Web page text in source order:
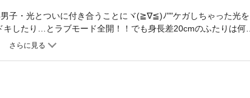
子・光とついに付き合うことにヾ(≧∇≦)ﾉ""ケガしちゃった光を
したり…とラブモード全開！！でも身長差20cmのふたりは何を
で空と光の関係に変化が！？